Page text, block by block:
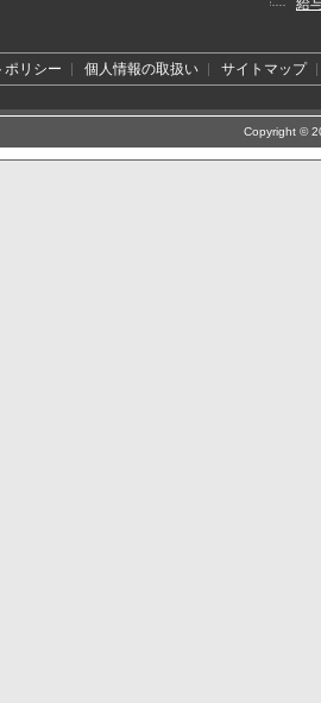
給
ポリシー 個人情報の取扱い サイトマップ
Copyright ©